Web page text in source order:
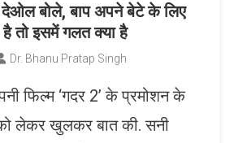
देओल बोले, बाप अपने बेटे के ल‍िए
तो इसमें गलत क्या है
Dr. Bhanu Pratap Singh
फिल्म ‘गदर 2’ के प्रमोशन के
को लेकर खुलकर बात की. सनी